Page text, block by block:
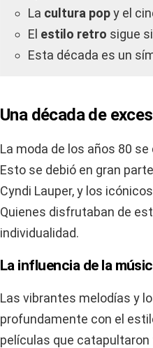
La cultura popy el
El estilo retro sigue
Esta década es un
Una década de
La moda de los años 80
Esto se debió en gran
Cyndi Lauper, y los
Quienes disfrutaban de
individualidad.
La influencia de la
Las vibrantes melodías y
profundamente con el
películas que catapultaron